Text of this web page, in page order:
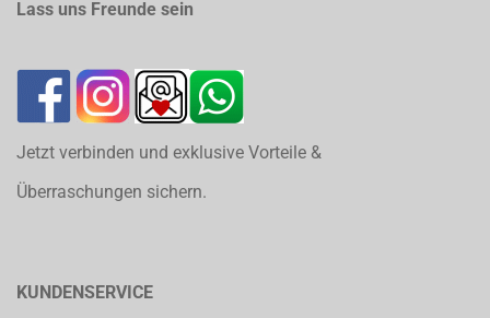
Lass uns Freunde sein
Jetzt verbinden und exklusive Vorteile &
Überraschungen sichern.
KUNDENSERVICE